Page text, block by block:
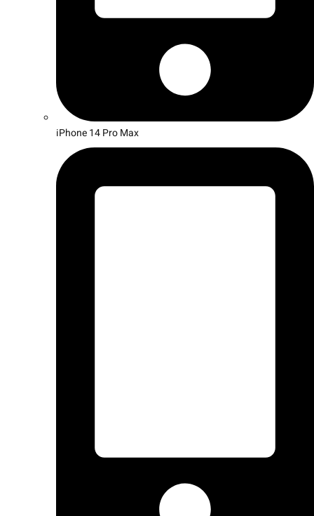
iPhone 14 Pro Max